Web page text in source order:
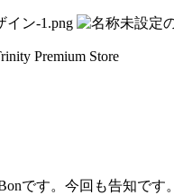
Premium Store
です。今回も告知です。